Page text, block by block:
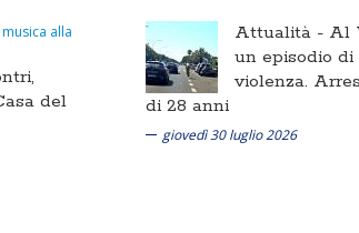
del
Attualità - Al
un episodio
violenza.
di 28 anni
giovedì 30 luglio 2026